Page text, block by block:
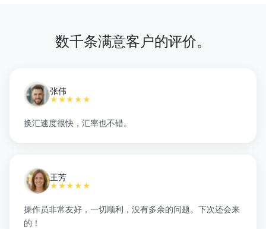
数千条满意客户的评价。
张伟
★★★★★
换汇速度很快，汇率也不错。
王芳
★★★★★
操作员非常友好，一切顺利，没有多余的问题。下次还会来
的！